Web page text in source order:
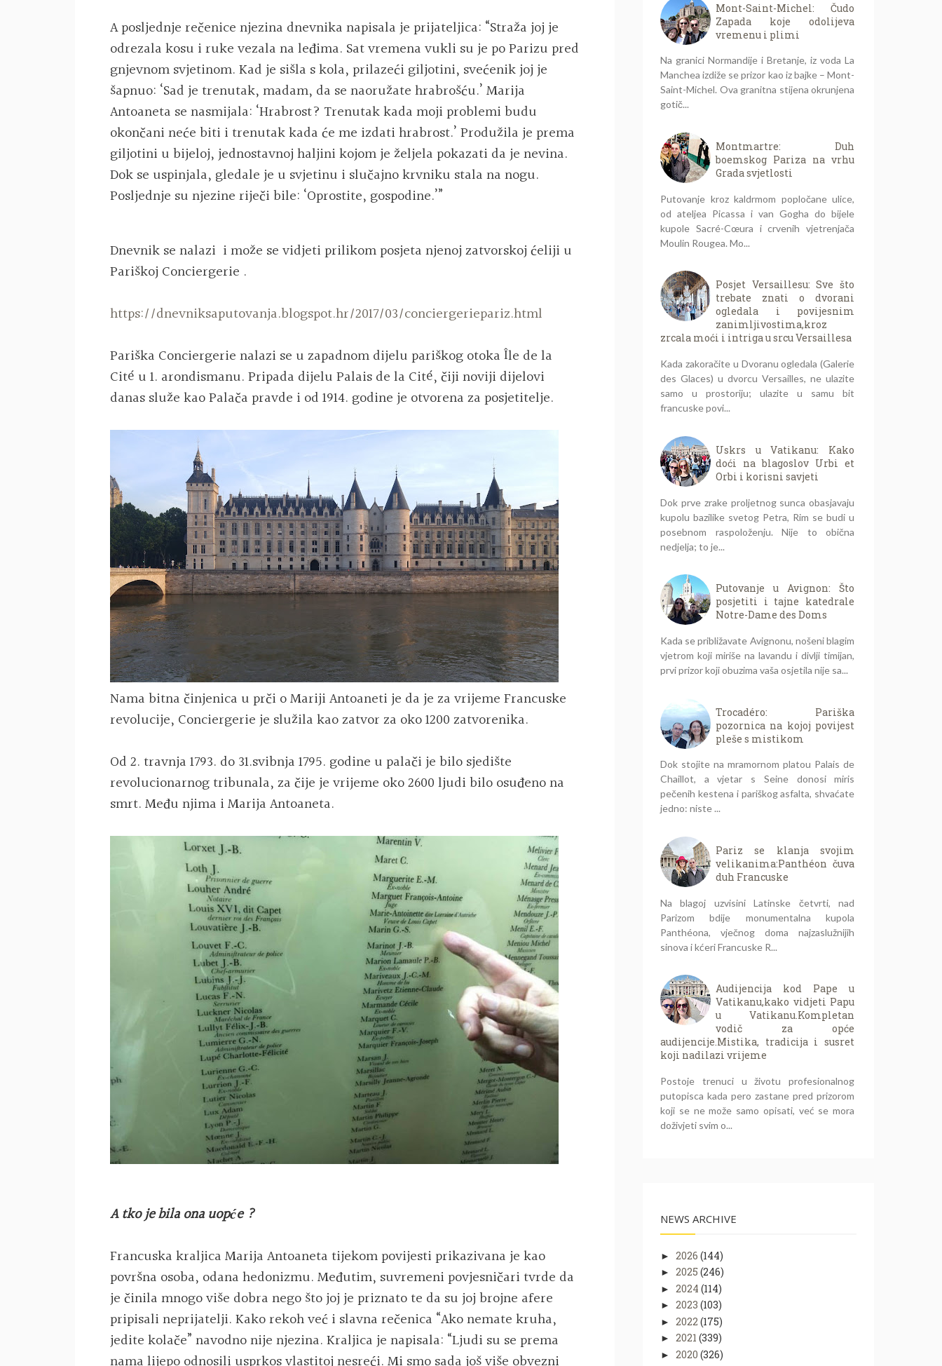
A posljednje rečenice njezina dnevnika napisala je prijateljica: “Straža joj je
odrezala kosu i ruke vezala na leđima. Sat vremena vukli su je po Parizu pred
gnjevnom svjetinom. Kad je sišla s kola, prilazeći giljotini, svećenik joj je
šapnuo: ‘Sad je trenutak, madam, da se naoružate hrabrošću.’ Marija
Antoaneta se nasmijala: ‘Hrabrost? Trenutak kada moji problemi budu
okončani neće biti i trenutak kada će me izdati hrabrost.’ Produžila je prema
giljotini u bijeloj, jednostavnoj haljini kojom je željela pokazati da je nevina.
Dok se uspinjala, gledale je u svjetinu i slučajno krvniku stala na nogu.
Posljednje su njezine riječi bile: ‘Oprostite, gospodine.’”
Dnevnik se nalazi i može se vidjeti prilikom posjeta njenoj zatvorskoj ćeliji u
Pariškoj Conciergerie .
https://dnevniksaputovanja.blogspot.hr/2017/03/conciergeriepariz.html
Pariška Conciergerie nalazi se u zapadnom dijelu pariškog otoka Île de la
Cité u 1. arondismanu. Pripada dijelu Palais de la Cité, čiji noviji dijelovi
danas služe kao Palača pravde i od 1914. godine je otvorena za posjetitelje.
Nama bitna činjenica u prči o Mariji Antoaneti je da je za vrijeme Francuske
revolucije, Conciergerie je služila kao zatvor za oko 1200 zatvorenika.
Od 2. travnja 1793. do 31.svibnja 1795. godine u palači je bilo sjedište
revolucionarnog tribunala, za čije je vrijeme oko 2600 ljudi bilo osuđeno na
smrt. Među njima i Marija Antoaneta.
A tko je bila ona uopće ?
Francuska kraljica Marija Antoaneta tijekom povijesti prikazivana je kao
površna osoba, odana hedonizmu. Međutim, suvremeni povjesničari tvrde da
je činila mnogo više dobra nego što joj je priznato te da su joj brojne afere
pripisali neprijatelji. Kako rekoh već i slavna rečenica “Ako nemate kruha,
jedite kolače” navodno nije njezina. Kraljica je napisala: “Ljudi su se prema
Mont-Saint-Michel: Čudo
Zapada koje odolijeva
vremenu i plimi
Na granici Normandije i Bretanje, iz voda La
Manchea izdiže se prizor kao iz bajke – Mont-
Saint-Michel. Ova granitna stijena okrunjena
gotič...
Montmartre: Duh
boemskog Pariza na vrhu
Grada svjetlosti
Putovanje kroz kaldrmom popločane ulice,
od ateljea Picassa i van Gogha do bijele
kupole Sacré-Cœura i crvenih vjetrenjača
Moulin Rougea. Mo...
Posjet Versaillesu: Sve što
trebate znati o dvorani
ogledala i povijesnim
zanimljivostima,kroz
zrcala moći i intriga u srcu Versaillesa
Kada zakoračite u Dvoranu ogledala (Galerie
des Glaces) u dvorcu Versailles, ne ulazite
samo u prostoriju; ulazite u samu bit
francuske povi...
Uskrs u Vatikanu: Kako
doći na blagoslov Urbi et
Orbi i korisni savjeti
Dok prve zrake proljetnog sunca obasjavaju
kupolu bazilike svetog Petra, Rim se budi u
posebnom raspoloženju. Nije to obična
nedjelja; to je...
Putovanje u Avignon: Što
posjetiti i tajne katedrale
Notre-Dame des Doms
Kada se približavate Avignonu, nošeni blagim
vjetrom koji miriše na lavandu i divlji timijan,
prvi prizor koji obuzima vaša osjetila nije sa...
Trocadéro: Pariška
pozornica na kojoj povijest
pleše s mistikom
Dok stojite na mramornom platou Palais de
Chaillot, a vjetar s Seine donosi miris
pečenih kestena i pariškog asfalta, shvaćate
jedno: niste ...
Pariz se klanja svojim
velikanima:Panthéon čuva
duh Francuske
Na blagoj uzvisini Latinske četvrti, nad
Parizom bdije monumentalna kupola
Panthéona, vječnog doma najzaslužnijih
sinova i kćeri Francuske R...
Audijencija kod Pape u
Vatikanu,kako vidjeti Papu
u Vatikanu.Kompletan
vodič za opće
audijencije.Mistika, tradicija i susret
koji nadilazi vrijeme
Postoje trenuci u životu profesionalnog
putopisca kada pero zastane pred prizorom
koji se ne može samo opisati, već se mora
doživjeti svim o...
NEWS ARCHIVE
► 2026 (144)
► 2025 (246)
► 2024 (114)
► 2023 (103)
► 2022 (175)
► 2021 (339)
► 2020 (326)